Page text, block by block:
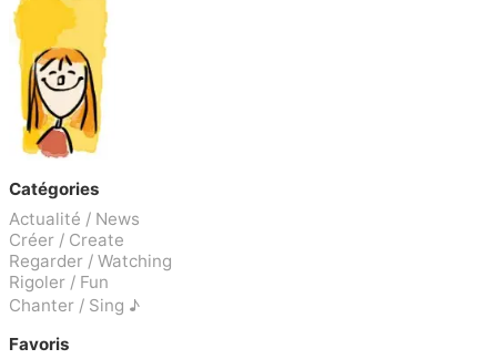
Catégories
Actualité / News
Créer / Create
Regarder / Watching
Rigoler / Fun
Chanter / Sing ♪
Favoris